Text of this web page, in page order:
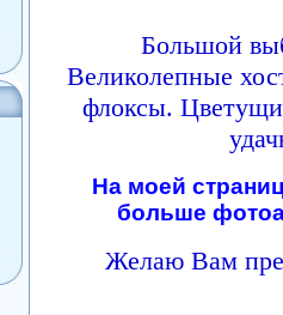
Большой
Великолепные
флоксы.
На моей
больше
Желаю Вам